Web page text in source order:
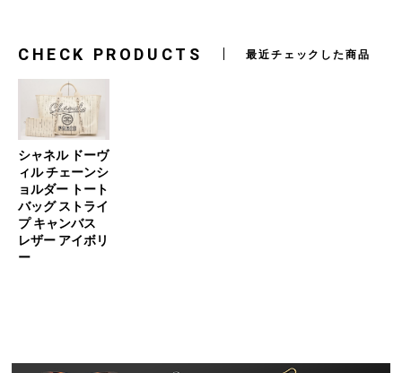
CHECK PRODUCTS 最近チェックした商品
シャネル ドーヴ
ィル チェーンシ
ョルダー トート
バッグ ストライ
プ キャンバス
レザー アイボリ
ー